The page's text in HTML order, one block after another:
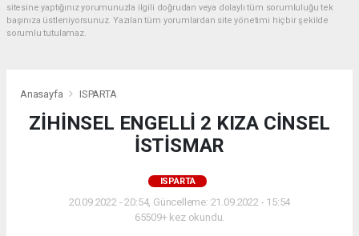
sitesine yaptığınız yorumunuzla ilgili doğrudan veya dolaylı tüm sorumluluğu tek
başınıza üstleniyorsunuz. Yazılan tüm yorumlardan site yönetimi hiçbir şekilde
sorumlu tutulamaz.
Anasayfa ISPARTA
ZİHİNSEL ENGELLİ 2 KIZA CİNSEL
İSTİSMAR
ISPARTA
20.09.2022 - 20:54, Güncelleme: 21.09.2022 - 15:54
65509+ kez okundu.